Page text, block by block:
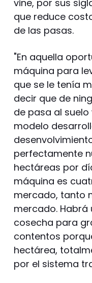
vine, por sus
que reduce
de las pasas.
"En aquella
máquina para
que se le tenía
decir que de
de pasa al
modelo
perfectamente
hectáreas por
máquina es
mercado, tanto
mercado. Habrá
cosecha para
contentos
hectárea,
por el sistema